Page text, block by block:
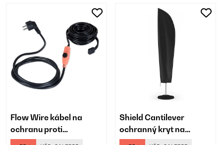
Flow Wire kábel na
ochranu proti
zamrznutiu
Shield Cantilever
ochranný kryt na
závesné slnečníky